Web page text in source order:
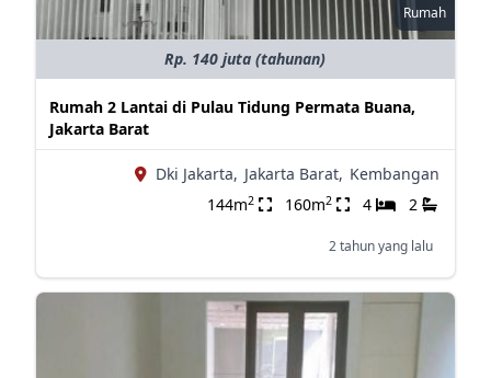
Rumah
Rp. 140 juta (tahunan)
Rumah 2 Lantai di Pulau Tidung Permata Buana,
Jakarta Barat
Dki Jakarta, Jakarta Barat, Kembangan
144m2 160m2 4 2
2 tahun yang lalu